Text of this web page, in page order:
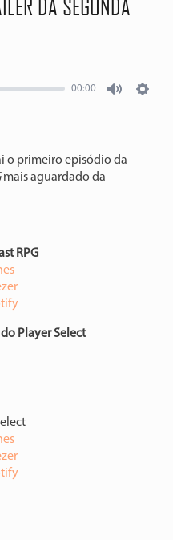
DA SEGUNDA
00:00
o primeiro episódio da
mais aguardado da
RPG
Player Select